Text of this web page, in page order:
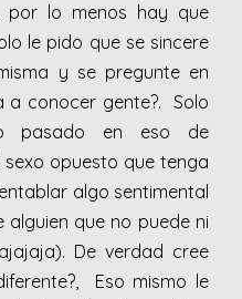
por lo menos hay que
le pido que se sincere
y se pregunte en
a conocer gente?. Solo
pasado en eso de
opuesto que tenga
algo sentimental
que no puede ni
De verdad cree
Eso mismo le